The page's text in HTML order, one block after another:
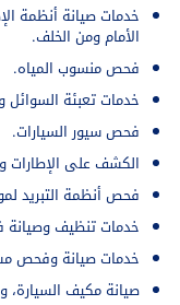
خدمات صيانة أنظمة
الأمام ومن الخلف.
فحص منسوب المياه.
خدمات تعبئة
فحص سيور السيارات.
الكشف على الإطارات
فحص أنظمة التبريد
خدمات تنظيف وصيانة
خدمات صيانة وفحص
صيانة مكيف